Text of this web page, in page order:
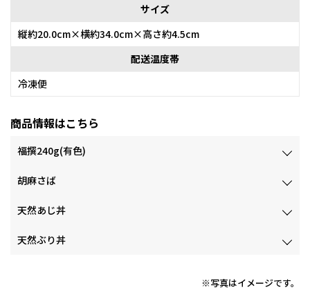
サイズ
縦約20.0cm×横約34.0cm×高さ約4.5cm
配送温度帯
冷凍便
商品情報はこちら
福撰240g(有色)
胡麻さば
天然あじ丼
天然ぶり丼
※写真はイメージです。